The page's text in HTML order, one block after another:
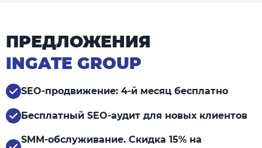
ПРЕДЛОЖЕНИЯ
INGATE GROUP
SEO-продвижение: 4-й месяц бесплатно
Бесплатный SEO-аудит для новых клиентов
SMM-обслуживание. Скидка 15% на